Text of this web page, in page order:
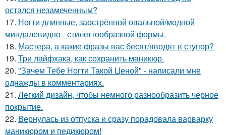
остался незамеченным?
17. Ногти длинные, заострённой овальной/модной
миндалевидно - стилеттообразной формы.
18. Мастера, а какие фразы вас бесят/вводят в ступор?
19. Три лайфхака, как сохранить маникюр.
20. "Зачем Тебе Ногти Такой Ценой" - написали мне
однажды в комментариях.
21. Легкий дизайн, чтобы немного разнообразить черное
покрытие.
22. Вернулась из отпуска и сразу порадовала варварку
маникюром и педикюром!